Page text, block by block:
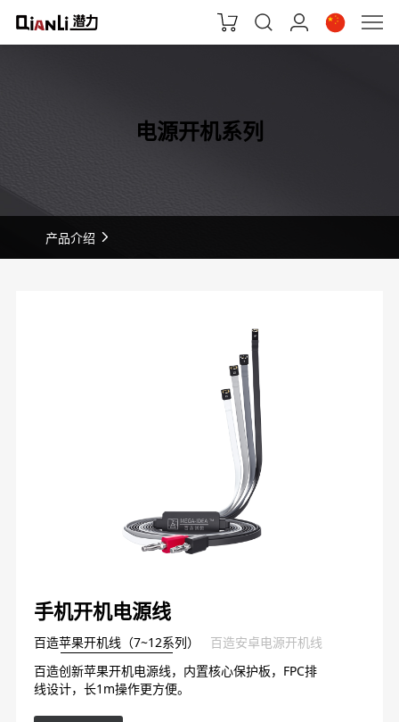
电源开机系列
产品介绍
手机开机电源线
百造苹果开机线（7~12系列）
百造安卓电源开机线
百造创新苹果开机电源线，内置核心保护板，FPC排
线设计，长1m操作更方便。